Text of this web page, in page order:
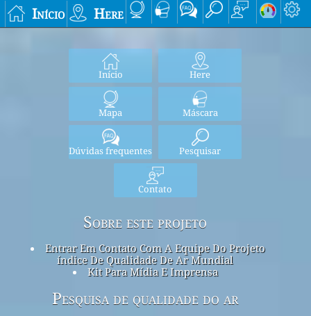
Início Here
Início Here
Mapa Máscara
Dúvidas frequentes Pesquisar
Contato
Sobre este projeto
Entrar Em Contato Com A Equipe Do Projeto
índice De Qualidade De Ar Mundial
Kit Para Mídia E Imprensa
Pesquisa de qualidade do ar